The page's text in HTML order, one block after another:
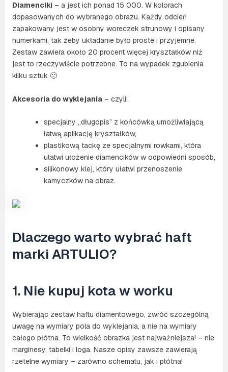
Diamenciki– a jest ich ponad 15 000. W kolorach
dopasowanych do wybranego obrazu. Każdy odcień
zapakowany jest w osobny woreczek strunowy i opisany
numerkami, tak żeby układanie było proste i przyjemne.
Zestaw zawiera około 20 procent więcej kryształków niż
jest to rzeczywiście potrzebne. To na wypadek zgubienia
kilku sztuk 🙂
Akcesoria do wyklejania– czyli:
specjalny „długopis” z końcówką umożliwiającą
łatwą aplikację kryształków,
plastikową tackę ze specjalnymi rowkami, która
ułatwi ułożenie diamencików w odpowiedni sposób,
silikonowy klej, który ułatwi przenoszenie
kamyczków na obraz.
Dlaczego warto wybrać haft
marki ARTULIO?
1. Nie kupuj kota w worku
Wybierając zestaw haftu diamentowego, zwróć szczególną
uwagę na wymiary pola do wyklejania, a nie na wymiary
całego płótna. To wielkość obrazka jest najważniejsza! – nie
marginesy, tabelki i loga. Nasze opisy zawsze zawierają
rzetelne wymiary – zarówno schematu, jak i płótna!